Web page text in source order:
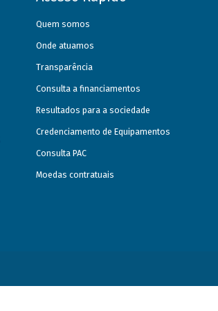
Quem somos
Onde atuamos
Transparência
Consulta a financiamentos
Resultados para a sociedade
Credenciamento de Equipamentos
Consulta PAC
Moedas contratuais